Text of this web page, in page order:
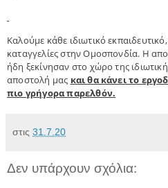
Καλούμε κάθε ιδιωτικό
καταγγελίες στην Ομοσπονδία. Η
ήδη ξεκίνησαν στο χώρο της
αποστολή μας και θα κάνει το
πιο γρήγορα παρελθόν.
στις 31.7.20
Δεν υπάρχουν σχόλια: